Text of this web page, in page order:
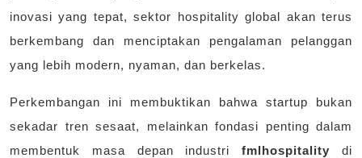
inovasi yang tepat, sektor hospitality global akan terus
berkembang dan menciptakan pengalaman pelanggan
yang lebih modern, nyaman, dan berkelas.
Perkembangan ini membuktikan bahwa startup bukan
sekadar tren sesaat, melainkan fondasi penting dalam
membentuk masa depan industrifmlhospitality di